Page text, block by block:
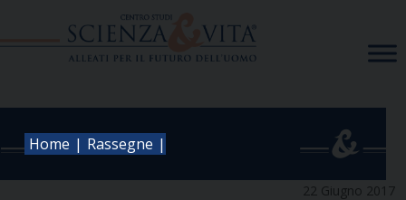
Home | Rassegne |
22 Giugno 2017